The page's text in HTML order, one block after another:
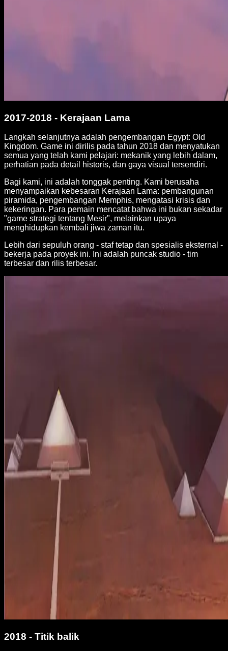
2017-2018 - Kerajaan Lama
Langkah selanjutnya adalah pengembangan Egypt: Old
Kingdom. Game ini dirilis pada tahun 2018 dan menyatukan
semua yang telah kami pelajari: mekanik yang lebih dalam,
perhatian pada detail historis, dan gaya visual tersendiri.
Bagi kami, ini adalah tonggak penting. Kami berusaha
menyampaikan kebesaran Kerajaan Lama: pembangunan
piramida, pengembangan Memphis, mengatasi krisis dan
kekeringan. Para pemain mencatat bahwa ini bukan sekadar
"game strategi tentang Mesir", melainkan upaya
menghidupkan kembali jiwa zaman itu.
Lebih dari sepuluh orang - staf tetap dan spesialis eksternal -
bekerja pada proyek ini. Ini adalah puncak studio - tim
terbesar dan rilis terbesar.
2018 - Titik balik